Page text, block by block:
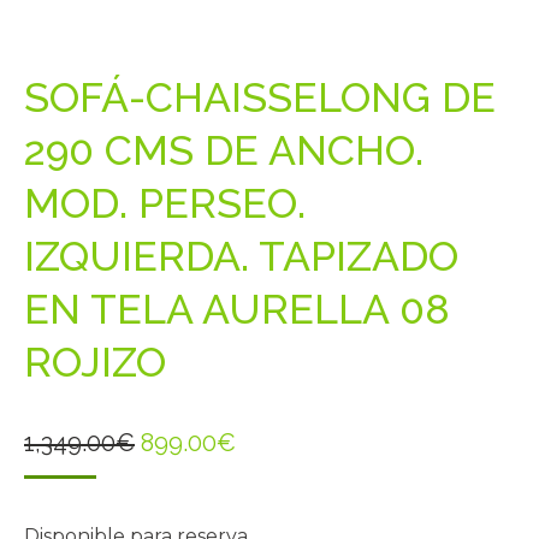
SOFÁ-CHAISSELONG DE
290 CMS DE ANCHO.
MOD. PERSEO.
IZQUIERDA. TAPIZADO
EN TELA AURELLA 08
ROJIZO
1,349.00€ El
899.00€